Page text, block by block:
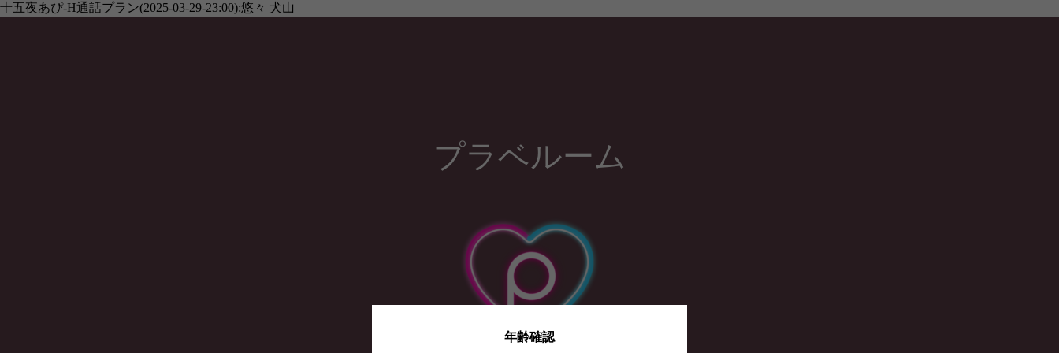
年齢確認
十五夜あぴ-H通話プラン(2025-03-29-23:00):悠々 犬山
プラベルーム